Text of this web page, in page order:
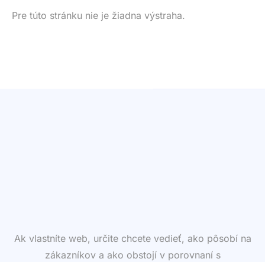
Pre túto stránku nie je žiadna výstraha.
Ak vlastníte web, určite chcete vedieť, ako pôsobí na
zákazníkov a ako obstojí v porovnaní s